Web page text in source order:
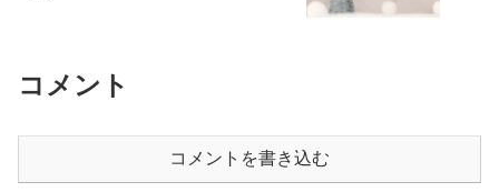
コメント
コメントを書き込む